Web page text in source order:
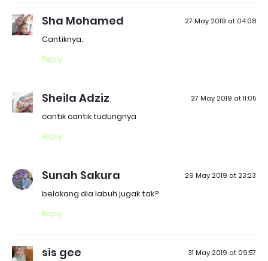
Sha Mohamed 27 May 2019 at 04:08
Cantiknya..
Reply
Sheila Adziz 27 May 2019 at 11:05
cantik cantik tudungnya
Reply
Sunah Sakura 29 May 2019 at 23:23
belakang dia labuh jugak tak?
Reply
sis gee 31 May 2019 at 09:57